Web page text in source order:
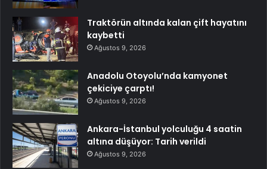
Traktörün altında kalan çift hayatını
kaybetti
Ağustos 9, 2026
Anadolu Otoyolu’nda kamyonet
çekiciye çarptı!
Ağustos 9, 2026
Ankara-İstanbul yolculuğu 4 saatin
altına düşüyor: Tarih verildi
Ağustos 9, 2026